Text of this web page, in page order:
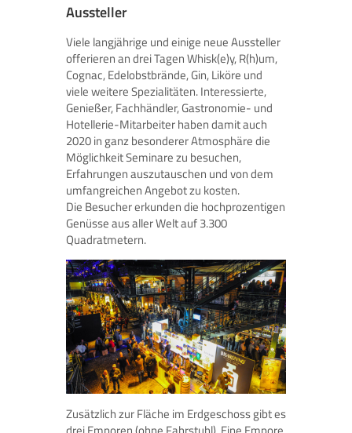
Aussteller
Viele langjährige und einige neue Aussteller
offerieren an drei Tagen Whisk(e)y, R(h)um,
Cognac, Edelobstbrände, Gin, Liköre und
viele weitere Spezialitäten. Interessierte,
Genießer, Fachhändler, Gastronomie- und
Hotellerie-Mitarbeiter haben damit auch
2020 in ganz besonderer Atmosphäre die
Möglichkeit Seminare zu besuchen,
Erfahrungen auszutauschen und von dem
umfangreichen Angebot zu kosten.
Die Besucher erkunden die hochprozentigen
Genüsse aus aller Welt auf 3.300
Quadratmetern.
Zusätzlich zur Fläche im Erdgeschoss gibt es